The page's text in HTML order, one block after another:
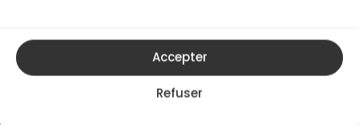
Accepter
Refuser